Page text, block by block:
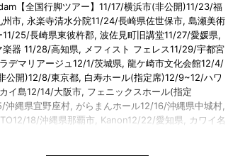
【全国行脚ツアー】11/17/横浜市(非公開)11/23/福
州市, 永楽寺清水分院11/24/長崎県佐世保市, 島瀬美術
11/25/長崎県東彼杵郡, 波佐見町旧講堂11/27/愛媛県,
楽器 11/28/高知県, メフィスト フェレス11/29/宇都宮
デマリアージュ12/1/茨城県, 龍ケ崎市文化会館12/4/
公開)12/8/東京都, 白寿ホール(指定席)12/9~12/ハワ
イ島12/14/大阪市, フェニックスホール(指定
沖縄県宜野座村, がらまんホール12/16/沖縄県中城村,
18/沖縄県那覇市, Kanon12/22/愛知県, カワイ名